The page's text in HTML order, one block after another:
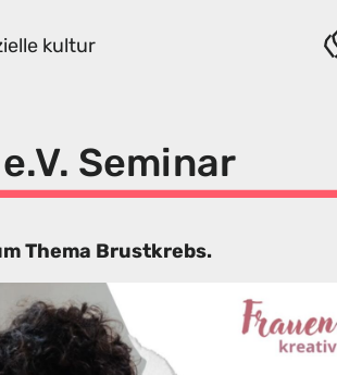
kultur
Seminar
Thema Brustkrebs.